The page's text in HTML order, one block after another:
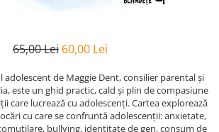
65,00 Lei 60,00 Lei
adolescent de Maggie Dent, consilier parental şi
este un ghid practic, cald şi plin de compasiune
care lucrează cu adolescenţi. Cartea explorează
cu care se confruntă adolescenţii: anxietate,
bullying, identitate de gen, consum de